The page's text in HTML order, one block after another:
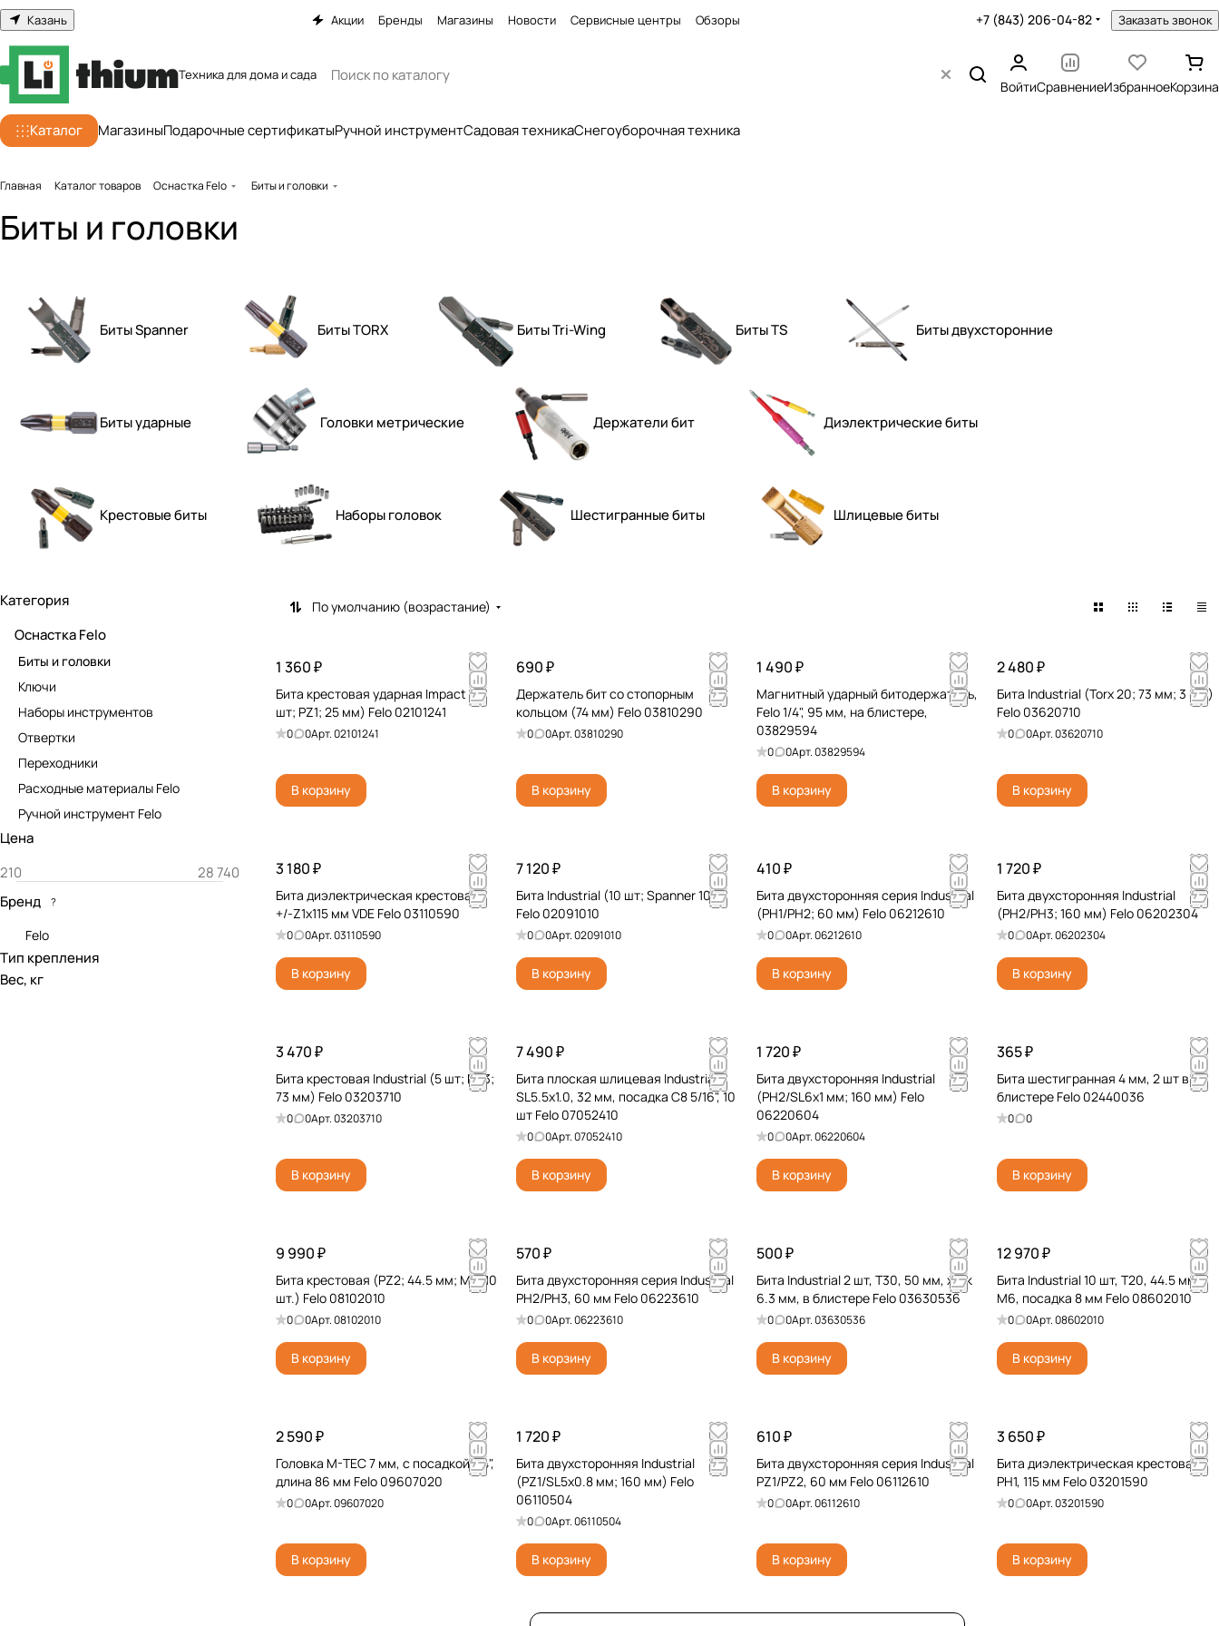
Казань Акции Бренды Магазины Новости Сервисные центры Обзоры +7 (843) 206-04-82 Заказать звонок
Техника для дома и сада
ВойтиСравнениеИзбранноеКорзина
Каталог МагазиныПодарочные сертификатыРучной инструментСадовая техникаСнегоуборочная техника
Главная Каталог товаров Оснастка Felo Биты и головки
Биты и головки
Биты Spanner Биты TORX Биты Tri-Wing Биты TS Биты двухсторонние
Биты ударные Головки метрические Держатели бит Диэлектрические биты
Крестовые биты Наборы головок Шестигранные биты Шлицевые биты
По умолчанию (возрастание)
1 360 ₽
Бита крестовая ударная Impact (2
шт; PZ1; 25 мм) Felo 02101241
0 0Арт.02101241
В корзину
690 ₽
Держатель бит со стопорным
кольцом (74 мм) Felo 03810290
0 0Арт.03810290
В корзину
1 490 ₽
Магнитный ударный битодержатель,
Felo 1/4", 95 мм, на блистере,
03829594
0 0Арт.03829594
В корзину
2 480 ₽
Бита Industrial (Torx 20; 73 мм; 3 шт.)
Felo 03620710
0 0Арт.03620710
В корзину
3 180 ₽
Бита диэлектрическая крестовая
+/-Z1x115 мм VDE Felo 03110590
0 0Арт.03110590
В корзину
7 120 ₽
Бита Industrial (10 шт; Spanner 10)
Felo 02091010
0 0Арт.02091010
В корзину
410 ₽
Бита двухсторонняя серия Industrial
(PH1/PH2; 60 мм) Felo 06212610
0 0Арт.06212610
В корзину
1 720 ₽
Бита двухсторонняя Industrial
(PH2/PH3; 160 мм) Felo 06202304
0 0Арт.06202304
В корзину
3 470 ₽
Бита крестовая Industrial (5 шт; PH3;
73 мм) Felo 03203710
0 0Арт.03203710
В корзину
7 490 ₽
Бита плоская шлицевая Industrial
SL5.5x1.0, 32 мм, посадка С8 5/16", 10
шт Felo 07052410
0 0Арт.07052410
В корзину
1 720 ₽
Бита двухсторонняя Industrial
(PH2/SL6x1 мм; 160 мм) Felo
06220604
0 0Арт.06220604
В корзину
365 ₽
Бита шестигранная 4 мм, 2 шт в
блистере Felo 02440036
0 0
В корзину
9 990 ₽
Бита крестовая (PZ2; 44.5 мм; M5; 10
шт.) Felo 08102010
0 0Арт.08102010
В корзину
570 ₽
Бита двухсторонняя серия Industrial
PH2/PH3, 60 мм Felo 06223610
0 0Арт.06223610
В корзину
500 ₽
Бита Industrial 2 шт, T30, 50 мм, хв-к
6.3 мм, в блистере Felo 03630536
0 0Арт.03630536
В корзину
12 970 ₽
Бита Industrial 10 шт, T20, 44.5 мм,
M6, посадка 8 мм Felo 08602010
0 0Арт.08602010
В корзину
2 590 ₽
Головка M-TEC 7 мм, с посадкой 1/4",
длина 86 мм Felo 09607020
0 0Арт.09607020
В корзину
1 720 ₽
Бита двухсторонняя Industrial
(PZ1/SL5x0.8 мм; 160 мм) Felo
06110504
0 0Арт.06110504
В корзину
610 ₽
Бита двухсторонняя серия Industrial
PZ1/PZ2, 60 мм Felo 06112610
0 0Арт.06112610
В корзину
3 650 ₽
Бита диэлектрическая крестовая
PH1, 115 мм Felo 03201590
0 0Арт.03201590
В корзину
Категория
Оснастка Felo
Биты и головки
Ключи
Наборы инструментов
Отвертки
Переходники
Расходные материалы Felo
Ручной инструмент Felo
Цена
Бренд ?
Felo
Тип крепления
Вес, кг